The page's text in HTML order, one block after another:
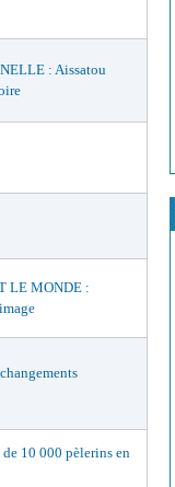
: Aissatou
LE MONDE :
10 000 pèlerins en